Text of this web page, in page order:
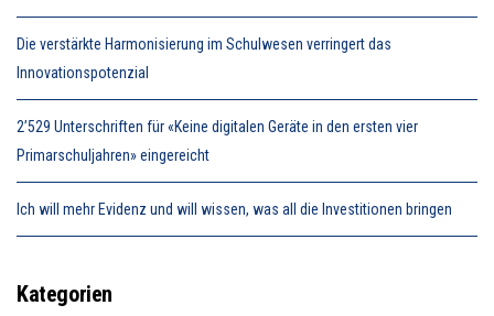
Die verstärkte Harmonisierung im Schulwesen verringert das
Innovationspotenzial
2’529 Unterschriften für «Keine digitalen Geräte in den ersten vier
Primarschuljahren» eingereicht
Ich will mehr Evidenz und will wissen, was all die Investitionen bringen
Kategorien